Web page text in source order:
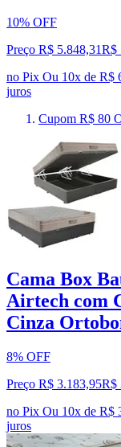
10% OFF
Preço R$ 5.848,31R$
no Pix Ou 10x de R$
juros
Cupom R$ 80
Cama Box
Airtech com
Cinza
8% OFF
Preço R$ 3.183,95R$
no Pix Ou 10x de R$
juros